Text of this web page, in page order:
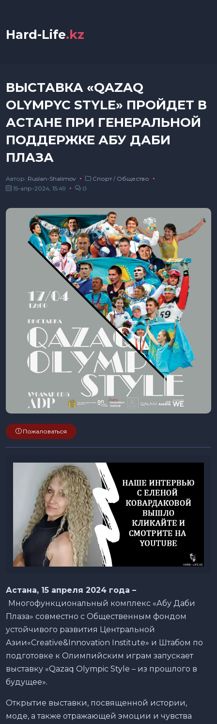
Hard-Life.kz
ВЫСТАВКА «QAZAQ
OLYMPYC STYLE» ПРОЙДЕТ В
АСТАНЕ ПРИ ГЕНЕРАЛЬНОЙ
ПОДДЕРЖКЕ АБУ ДАБИ
ПЛАЗА
Автор: Ruslan-Shalimov Спорт/ Общество
15-апр-2024, 15:49
0
Пожаловаться
Астана, 15 апреля 2024 года –
Многофункциональный комплекс «Абу Даби
Плаза» совместно с Общественным фондом
устойчивого развития Центральной
Азии«Creative&Innovation Institute» и Штабом по
подготовке к Олимпийским играм запускает
выставку «Qazaq Olympic Style – из прошлого в
будущее».
Открытие выставки, посвященной истории,
моде, а также отражающей эмоции и чувства